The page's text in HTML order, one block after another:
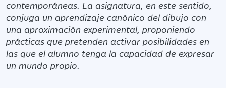
contemporáneas. La asignatura, en este sentido,
conjuga un aprendizaje canónico del dibujo con
una aproximación experimental, proponiendo
prácticas que pretenden activar posibilidades en
las que el alumno tenga la capacidad de expresar
un mundo propio.